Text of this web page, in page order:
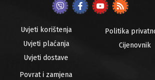
Uvjeti korištenja
Uvjeti plaćanja
Uvjeti dostave
Povrat i zamjena
Politika
Cijenovnik